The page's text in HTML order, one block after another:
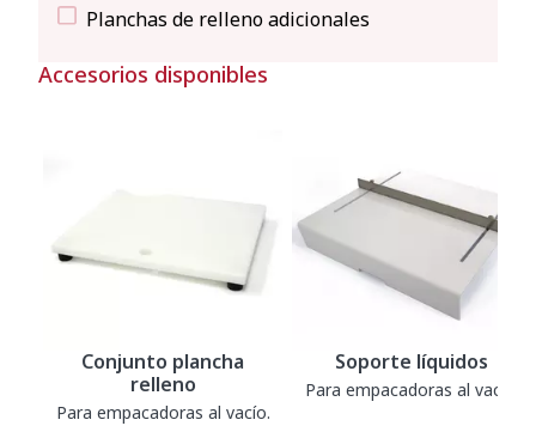
Planchas de relleno adicionales
Accesorios disponibles
Conjunto plancha
relleno
Para empacadoras al vacío.
Soporte líquidos
Para empacadoras al vacío.